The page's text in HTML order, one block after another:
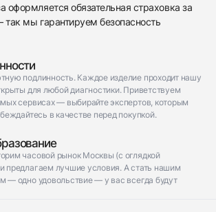
оформляется обязательная страховка за
так мы гарантируем безопасность
подлинность. Каждое изделие проходит нашу
для любой диагностики. Приветствуем
сервисах — выбирайте экспертов, которым
в качестве перед покупкой.
часовой рынок Москвы (с оглядкой
предлагаем лучшие условия. А стать нашим
— одно удовольствие — у вас всегда будут